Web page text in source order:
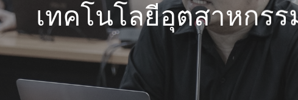
เทคโนโลยีอุตสาหกรร